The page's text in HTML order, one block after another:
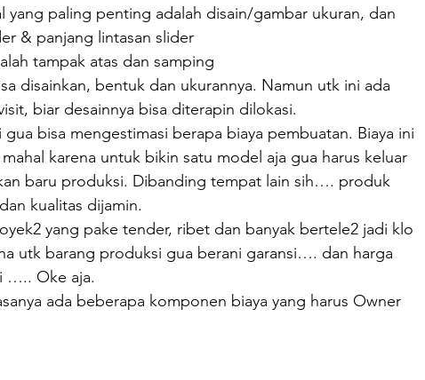
yang paling penting adalah disain/gambar ukuran, dan
& panjang lintasan slider
tampak atas dan samping
disainkan, bentuk dan ukurannya. Namun utk ini ada
biar desainnya bisa diterapin dilokasi.
bisa mengestimasi berapa biaya pembuatan. Biaya ini
karena untuk bikin satu model aja gua harus keluar
baru produksi. Dibanding tempat lain sih…. produk
kualitas dijamin.
yang pake tender, ribet dan banyak bertele2 jadi klo
utk barang produksi gua berani garansi…. dan harga
….. Oke aja.
ada beberapa komponen biaya yang harus Owner